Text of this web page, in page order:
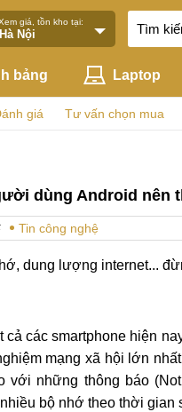
giá, tồn kho tại:
bảng Laptop
giá Tư vấn chọn mua
dùng Android nên
Tin công nghệ
dung lượng internet...
cả các smartphone hiện
mạng xã hội lớn
với những thông báo
bộ nhớ theo thời